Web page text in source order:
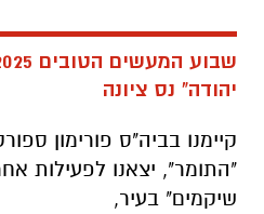
יהודה" נס ציונה
קיימנו בביה"ס פורימון
"התומר", יצאנו לפעילות
שיקמים" בעיר,